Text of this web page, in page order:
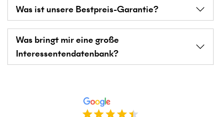
Was ist unsere Bestpreis-Garantie?
Was bringt mir eine große
Interessentendatenbank?